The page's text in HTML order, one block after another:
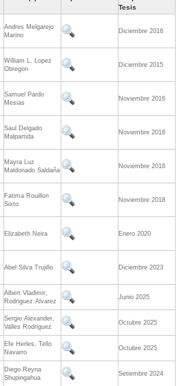
Tesis
Andres Melgarejo
Marino
Diciembre 2016
William L. Lopez
Obregon
Diciembre 2015
Samuel Pardo
Mesias
Noviembre 2016
Saul Delgado
Malpartida
Noviembre 2018
Mayra Luz
Maldonado Saldaña
Noviembre 2018
Fatima Rouillon
Sixto
Noviembre 2018
Elizabeth Neira Enero 2020
Abel Silva Trujillo Diciembre 2023
Albert Vladimir,
Rodriguez Alvarez
Junio 2025
Sergio Alexander,
Valles Rodriguez
Octubre 2025
Efe Herles, Tello
Navarro
Octubre 2025
Diego Reyna
Shupingahua
Setiembre 2024